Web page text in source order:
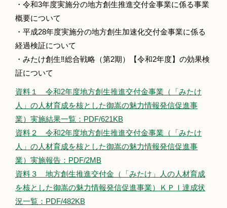
・令和3年度実施分の地方創生推進交付金事業に係る事業
概要について
・平成28年度実施分の地方創生加速化交付金事業に係る
経過検証について
・みたけ創生‼総合戦略（第2期）【令和2年度】の効果検
証について
資料１ 令和2年度地方創生推進交付金事業（「みたけ
人」の人材育成を核とした御嵩の魅力情報発信促進事
業）実施結果一覧：PDF/621KB
資料２ 令和2年度地方創生推進交付金事業（「みたけ
人」の人材育成を核とした御嵩の魅力情報発信促進事
業）実施報告：PDF/2MB
資料３ 地方創生推進交付金（「みたけ」人の人材育成
を核とした御嵩の魅力情報発信促進事業）ＫＰＩ達成状
況一覧：PDF/482KB